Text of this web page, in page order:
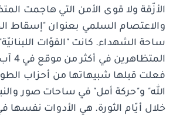
الأزّقة ولا قوى الأمن التي هاجمت
والاعتصام السلمي بعنوان "إسقاط
ساحة الشهداء. كانت "القوّات
فعلت قبلها شبيهاتها من أحزاب
الله" و"حركة أمل" في ساحات صور
خلال أيّام الثورة. هي الأدوات نفسها